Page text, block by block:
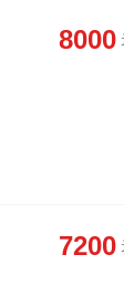
8000
7200